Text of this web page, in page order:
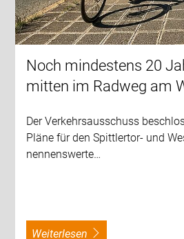
Noch mindestens 20
mitten im Radweg am
Der Verkehrsausschuss
Pläne für den Spittlertor- und
nennenswerte…
weiterlesen